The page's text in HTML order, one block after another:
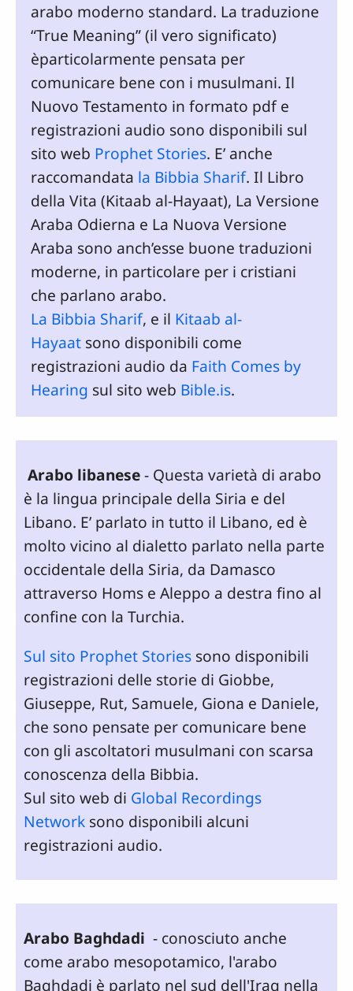
arabo moderno standard. La traduzione
“True Meaning” (il vero significato)
èparticolarmente pensata per
comunicare bene con i musulmani. Il
Nuovo Testamento in formato pdf e
registrazioni audio sono disponibili sul
sito web Prophet Stories. E’ anche
raccomandata la Bibbia Sharif. Il Libro
della Vita (Kitaab al-Hayaat), La Versione
Araba Odierna e La Nuova Versione
Araba sono anch’esse buone traduzioni
moderne, in particolare per i cristiani
che parlano arabo.
La Bibbia Sharif, e il Kitaab al-
Hayaat sono disponibili come
registrazioni audio da Faith Comes by
Hearing sul sito web Bible.is.
Arabo libanese- Questa varietà di arabo
è la lingua principale della Siria e del
Libano. E’ parlato in tutto il Libano, ed è
molto vicino al dialetto parlato nella parte
occidentale della Siria, da Damasco
attraverso Homs e Aleppo a destra fino al
confine con la Turchia.
Sul sito Prophet Stories sono disponibili
registrazioni delle storie di Giobbe,
Giuseppe, Rut, Samuele, Giona e Daniele,
che sono pensate per comunicare bene
con gli ascoltatori musulmani con scarsa
conoscenza della Bibbia.
Sul sito web di Global Recordings
Network sono disponibili alcuni
registrazioni audio.
Arabo Baghdadi - conosciuto anche
come arabo mesopotamico, l'arabo
Baghdadi è parlato nel sud dell'Iraq nella